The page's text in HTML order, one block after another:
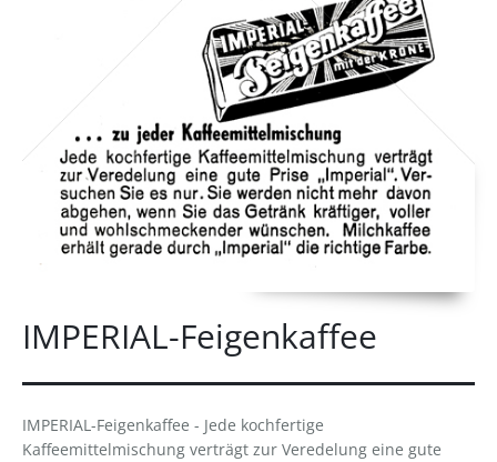
IMPERIAL-Feigenkaffee
IMPERIAL-Feigenkaffee - Jede kochfertige
Kaffeemittelmischung verträgt zur Veredelung eine gute